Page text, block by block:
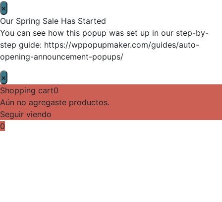
×
Our Spring Sale Has Started
You can see how this popup was set up in our step-by-
step guide: https://wppopupmaker.com/guides/auto-
opening-announcement-popups/
×
Shopping cart0
Aún no agregaste productos.
Seguir viendo
0